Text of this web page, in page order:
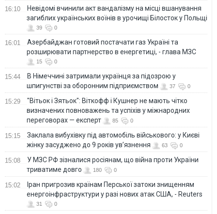
16:10
Невідомі вчинили акт вандалізму на місці вшанування
загиблих українських воїнів в урочищі Білосток у Польщі
39 0
16:01
Азербайджан готовий постачати газ Україні та
розширювати партнерство в енергетиці, - глава МЗС
15 0
15:44
В Німеччині затримали українця за підозрою у
шпигунстві за оборонним підприємством
37 0
15:29
"Вітьок і Зятьок": Віткофф і Кушнер не мають чітко
визначених повноважень та успіхів у міжнародних
переговорах — експерт
85 0
15:15
Заклала вибухівку під автомобіль військового: у Києві
жінку засуджено до 9 років ув’язнення
63 0
15:08
У МЗС РФ зізналися росіянам, що війна проти України
триватиме довго
180 0
15:02
Іран пригрозив країнам Перської затоки знищенням
енергоінфраструктури у разі нових атак США, - Reuters
31 0